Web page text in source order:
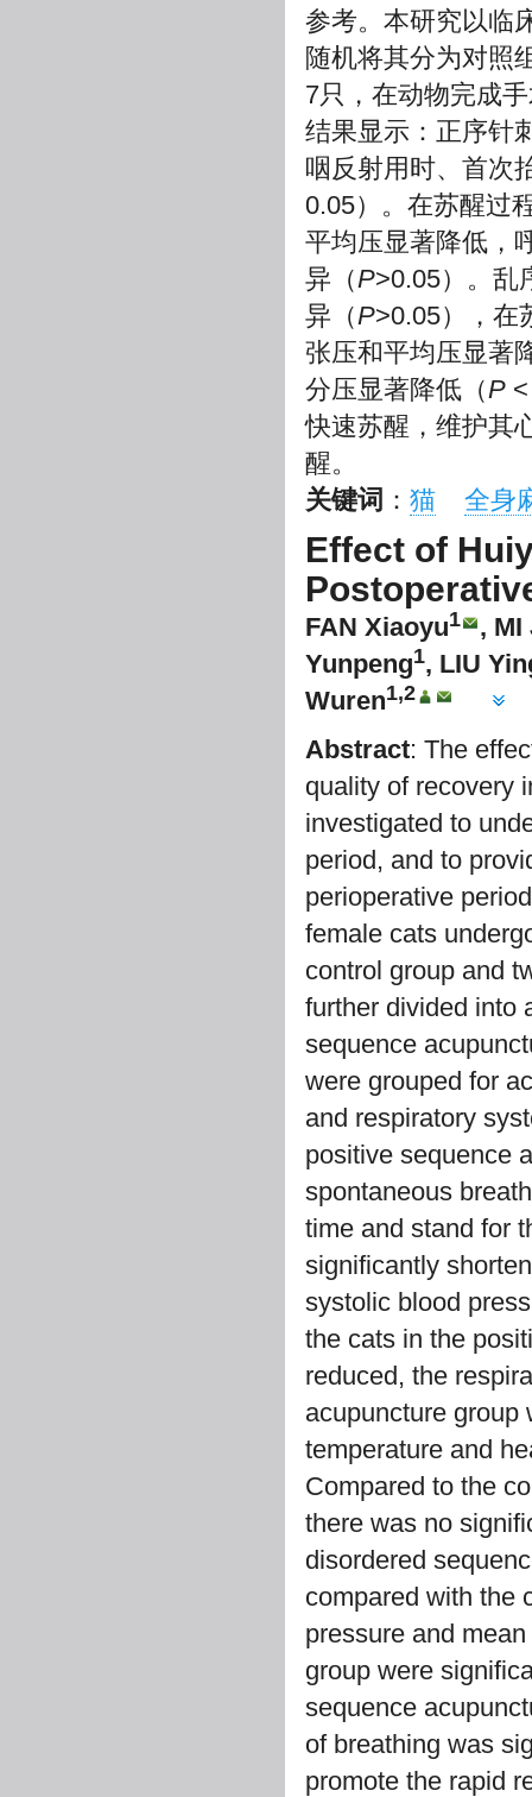
参考。本研究以临
随机将其分为对照
7只，在动物完成
结果显示：正序针
咽反射用时、首次
0.05）。在苏醒过
平均压显著降低，
异（P>0.05）。乱
异（P>0.05），在
张压和平均压显著
分压显著降低（P
快速苏醒，维护其
醒。
关键词 ： 猫 全身
Effect of
FAN Xiaoyu1
, MI
Yunpeng1, LIU
Wuren1,2
Abstract: The
quality of recovery
investigated to
period, and to
perioperative
female cats
control group and
further divided into
sequence
were grouped for
and respiratory
positive sequence
spontaneous
time and stand for
significantly
systolic blood
the cats in the
reduced, the
acupuncture group
temperature and
Compared to the
there was no
disordered
compared with the
pressure and
group were
sequence
of breathing was
promote the rapid